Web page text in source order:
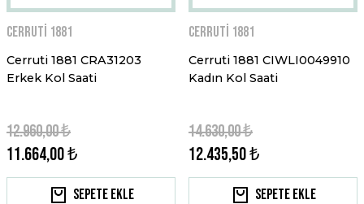
Cerruti 1881
Cerruti 1881 CRA31203
Erkek Kol Saati
11.664,00 ₺
12.960,00 ₺
Sepete Ekle
Cerruti 1881
Cerruti 1881 CIWLI0049910
Kadın Kol Saati
12.435,50 ₺
14.630,00 ₺
Sepete Ekle